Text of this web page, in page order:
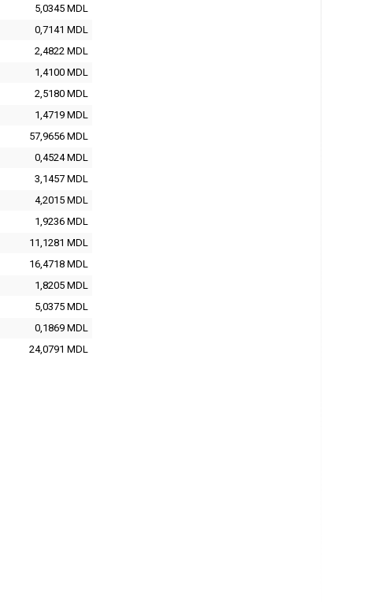
5,0345 MDL
0,7141 MDL
2,4822 MDL
1,4100 MDL
2,5180 MDL
1,4719 MDL
57,9656 MDL
0,4524MDL
3,1457 MDL
4,2015 MDL
1,9236 MDL
11,1281 MDL
16,4718 MDL
1,8205 MDL
5,0375 MDL
0,1869 MDL
24,0791 MDL